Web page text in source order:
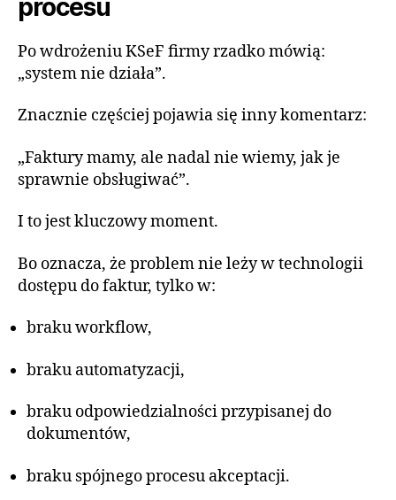
procesu
Po wdrożeniu KSeF firmy rzadko mówią:
„system nie działa”.
Znacznie częściej pojawia się inny komentarz:
„Faktury mamy, ale nadal nie wiemy, jak je
sprawnie obsługiwać”.
I to jest kluczowy moment.
Bo oznacza, że problem nie leży w technologii
dostępu do faktur, tylko w:
braku workflow,
braku automatyzacji,
braku odpowiedzialności przypisanej do
dokumentów,
braku spójnego procesu akceptacji.